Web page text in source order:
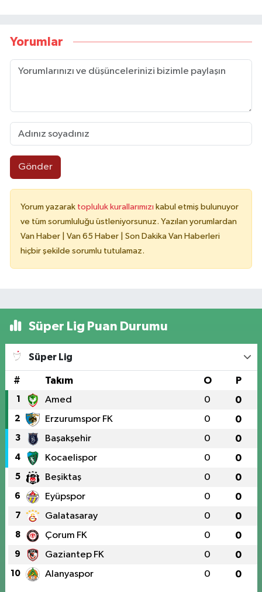
Yorumlar
Gönder
Yorum yazarak topluluk kurallarımızı kabul etmiş bulunuyor
ve tüm sorumluluğu üstleniyorsunuz. Yazılan yorumlardan
Van Haber | Van 65 Haber | Son Dakika Van Haberleri
hiçbir şekilde sorumlu tutulamaz.
Süper Lig Puan Durumu
Süper Lig
# Takım O P
1 Amed 0 0
2 Erzurumspor FK 0 0
3 Başakşehir 0 0
4 Kocaelispor 0 0
5 Beşiktaş 0 0
6 Eyüpspor 0 0
7 Galatasaray 0 0
8 Çorum FK 0 0
9 Gaziantep FK 0 0
10 Alanyaspor 0 0